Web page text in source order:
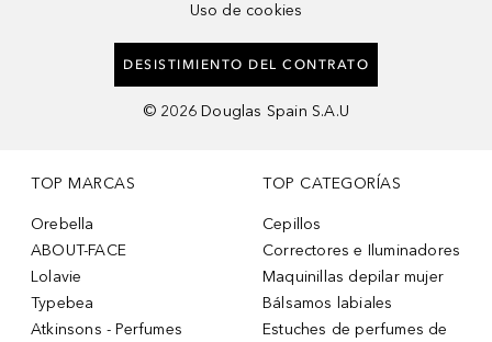
Uso de cookies
DESISTIMIENTO DEL CONTRATO
© 2026 Douglas Spain S.A.U
TOP MARCAS
Orebella
ABOUT-FACE
Lolavie
Typebea
Atkinsons - Perfumes
TOP CATEGORÍAS
Cepillos
Correctores e Iluminadores
Maquinillas depilar mujer
Bálsamos labiales
Estuches de perfumes de